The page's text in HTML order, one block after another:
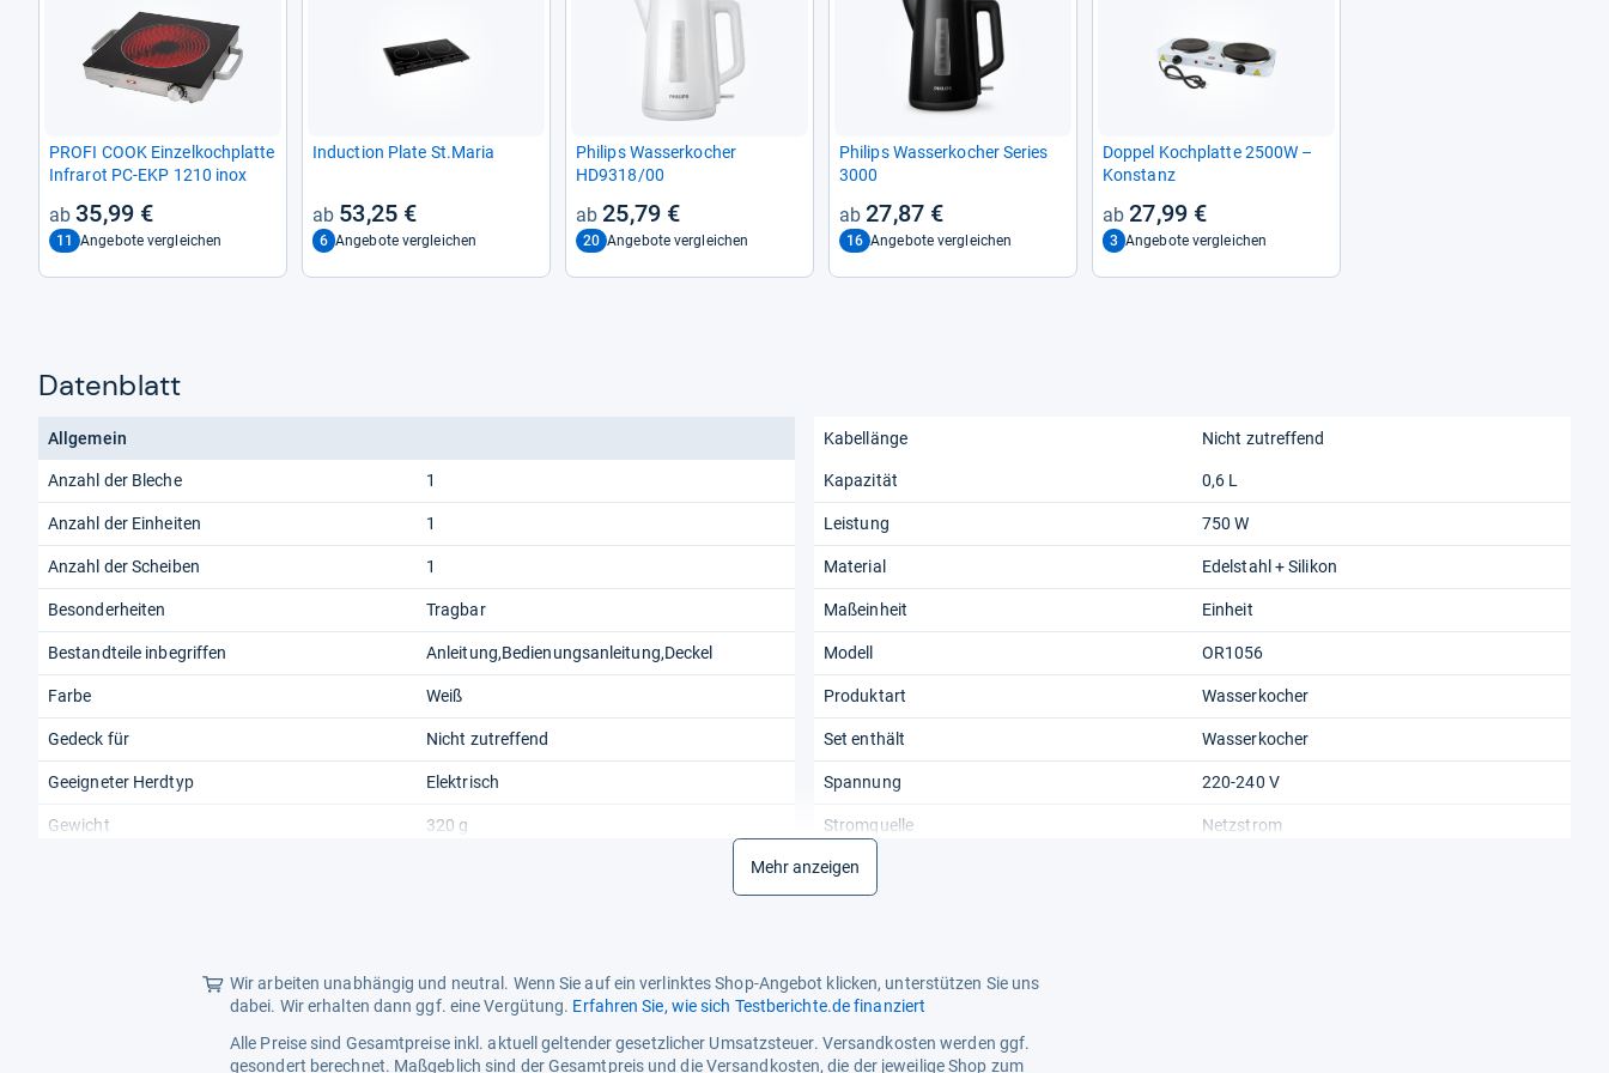
PROFI COOK Ein­zel­koch­platte
Infra­rot PC-​EKP 1210 inox
35,99 €
11 Angebote vergleichen
Induc­tion Plate St.Maria
53,25 €
6 Angebote vergleichen
Phi­lips Was­ser­ko­cher
HD9318/00
25,79 €
20 Angebote vergleichen
Phi­lips Was­ser­ko­cher Series
3000
27,87 €
16 Angebote vergleichen
Dop­pel Koch­platte 2500W –
Kon­stanz
27,99 €
3 Angebote vergleichen
Datenblatt
Allgemein
Anzahl der Bleche 1
Anzahl der Einheiten 1
Anzahl der Scheiben 1
Besonderheiten Tragbar
Bestandteile inbegriffen Anleitung,Bedienungsanleitung,Deckel
Farbe Weiß
Gedeck für Nicht zutreffend
Geeigneter Herdtyp Elektrisch
Gewicht 320 g
Kabellänge Nicht zutreffend
Kapazität 0,6 L
Leistung 750 W
Material Edelstahl + Silikon
Maßeinheit Einheit
Modell OR1056
Produktart Wasserkocher
Set enthält Wasserkocher
Spannung 220-240 V
Stromquelle Netzstrom
Tiefe
Mehr anzeigen
Wir arbeiten unabhängig und neutral. Wenn Sie auf ein verlinktes Shop-Angebot klicken, unterstützen Sie uns
dabei. Wir erhalten dann ggf. eine Vergütung. Erfahren Sie, wie sich Testberichte.de finanziert
Alle Preise sind Gesamtpreise inkl. aktuell geltender gesetzlicher Umsatzsteuer. Versandkosten werden ggf.
gesondert berechnet. Maßgeblich sind der Gesamtpreis und die Versandkosten, die der jeweilige Shop zum